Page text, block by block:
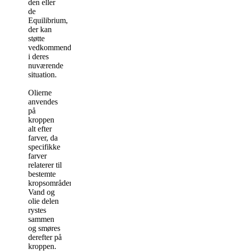
den eller
de
Equilibrium,
der kan
støtte
vedkommende
i deres
nuværende
situation.
Olierne
anvendes
på
kroppen
alt efter
farver, da
specifikke
farver
relaterer til
bestemte
kropsområder.
Vand og
olie delen
rystes
sammen
og smøres
derefter på
kroppen.